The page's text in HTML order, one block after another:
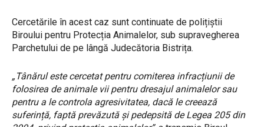
Cercetările în acest caz sunt continuate de polițiștii
Biroului pentru Protecția Animalelor, sub supravegherea
Parchetului de pe lângă Judecătoria Bistrița.
„Tânărul este cercetat pentru comiterea infracțiunii de
folosirea de animale vii pentru dresajul animalelor sau
pentru a le controla agresivitatea, dacă le creează
suferință, faptă prevăzută și pedepsită de Legea 205 din